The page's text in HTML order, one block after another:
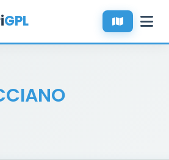
GPL